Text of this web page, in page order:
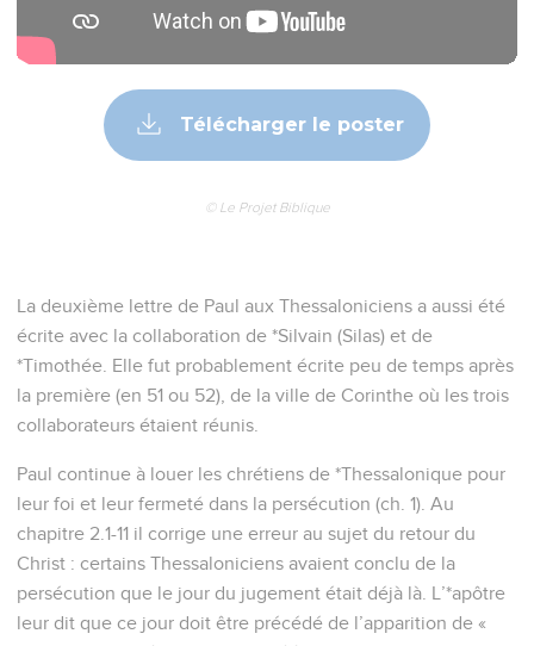
Télécharger le poster
© Le Projet Biblique
La deuxième lettre de Paul aux Thessaloniciens a aussi été
écrite avec la collaboration de *Silvain (Silas) et de
*Timothée. Elle fut probablement écrite peu de temps après
la première (en 51 ou 52), de la ville de Corinthe où les trois
collaborateurs étaient réunis.
Paul continue à louer les chrétiens de *Thessalonique pour
leur foi et leur fermeté dans la persécution (ch. 1). Au
chapitre 2.1-11 il corrige une erreur au sujet du retour du
Christ : certains Thessaloniciens avaient conclu de la
persécution que le jour du jugement était déjà là. L’*apôtre
leur dit que ce jour doit être précédé de l’apparition de «